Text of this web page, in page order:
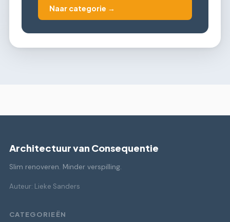
Naar categorie →
Architectuur van Consequentie
Slim renoveren. Minder verspilling.
Auteur: Lieke Sanders
CATEGORIEËN